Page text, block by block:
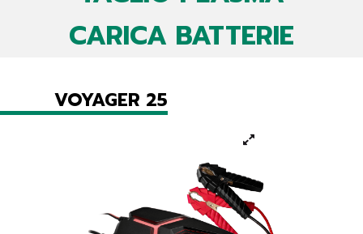
CARICA BATTERIE
VOYAGER 25